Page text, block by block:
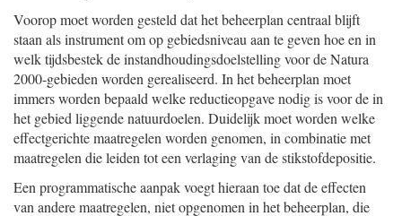
Voorop moet worden gesteld dat het beheerplan centraal blijft
staan als instrument om op gebiedsniveau aan te geven hoe en in
welk tijdsbestek de instandhoudingsdoelstelling voor de Natura
2000-gebieden worden gerealiseerd. In het beheerplan moet
immers worden bepaald welke reductieopgave nodig is voor de in
het gebied liggende natuurdoelen. Duidelijk moet worden welke
effectgerichte maatregelen worden genomen, in combinatie met
maatregelen die leiden tot een verlaging van de stikstofdepositie.
Een programmatische aanpak voegt hieraan toe dat de effecten
van andere maatregelen, niet opgenomen in het beheerplan, die